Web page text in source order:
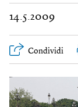
14.5.2009
Condividi